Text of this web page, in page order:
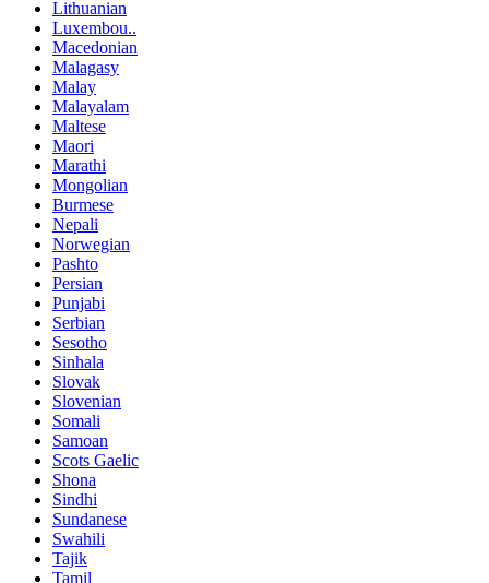
Lithuanian
Luxembou..
Macedonian
Malagasy
Malay
Malayalam
Maltese
Maori
Marathi
Mongolian
Burmese
Nepali
Norwegian
Pashto
Persian
Punjabi
Serbian
Sesotho
Sinhala
Slovak
Slovenian
Somali
Samoan
Scots Gaelic
Shona
Sindhi
Sundanese
Swahili
Tajik
Tamil